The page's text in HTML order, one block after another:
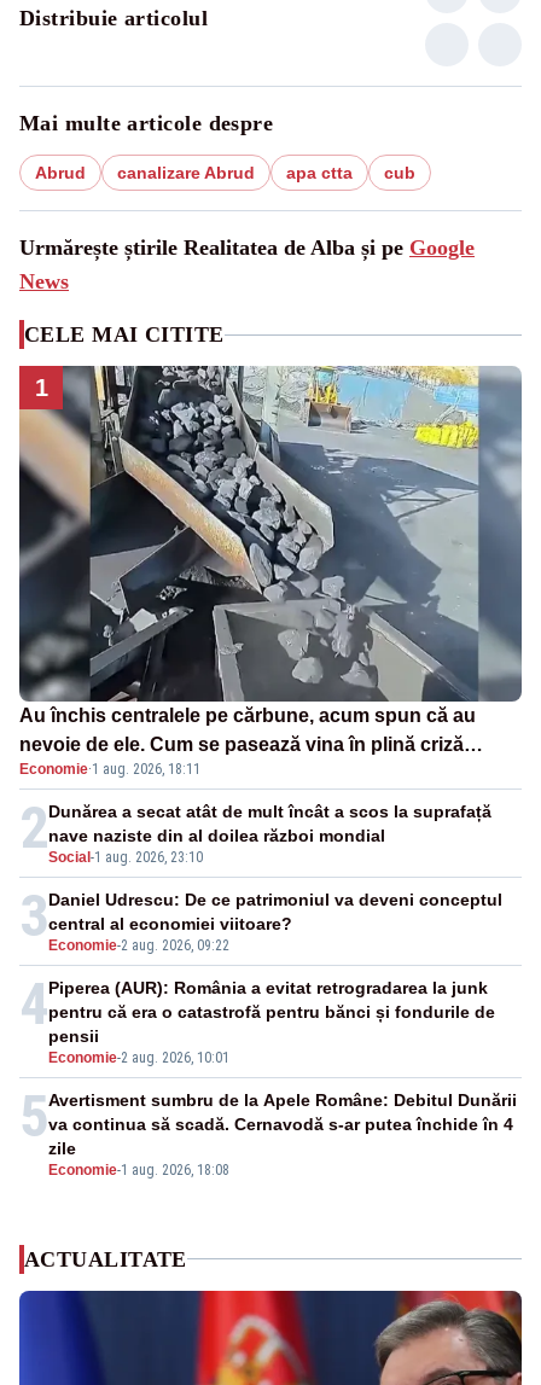
Distribuie articolul
Mai multe articole despre
Abrud canalizare Abrud apa ctta cub
Urmărește știrile Realitatea de Alba și pe Google
News
CELE MAI CITITE
1
Au închis centralele pe cărbune, acum spun că au
nevoie de ele. Cum se pasează vina în plină criză
energetică
Economie·1 aug. 2026, 18:11
2Social-1 aug. 2026, 23:10
Dunărea a secat atât de mult încât a scos la suprafață
nave naziste din al doilea război mondial
3Economie-2 aug. 2026, 09:22
Daniel Udrescu: De ce patrimoniul va deveni conceptul
central al economiei viitoare?
4
Economie-2 aug. 2026, 10:01
Piperea (AUR): România a evitat retrogradarea la junk
pentru că era o catastrofă pentru bănci și fondurile de
pensii
5
Economie-1 aug. 2026, 18:08
Avertisment sumbru de la Apele Române: Debitul Dunării
va continua să scadă. Cernavodă s-ar putea închide în 4
zile
ACTUALITATE